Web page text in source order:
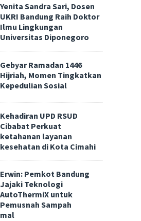
Yenita Sandra Sari, Dosen
UKRI Bandung Raih Doktor
Ilmu Lingkungan
Universitas Diponegoro
Gebyar Ramadan 1446
Hijriah, Momen Tingkatkan
Kepedulian Sosial
Kehadiran UPD RSUD
Cibabat Perkuat
ketahanan layanan
kesehatan di Kota Cimahi
Erwin: Pemkot Bandung
Jajaki Teknologi
AutoThermiX untuk
Pemusnah Sampah